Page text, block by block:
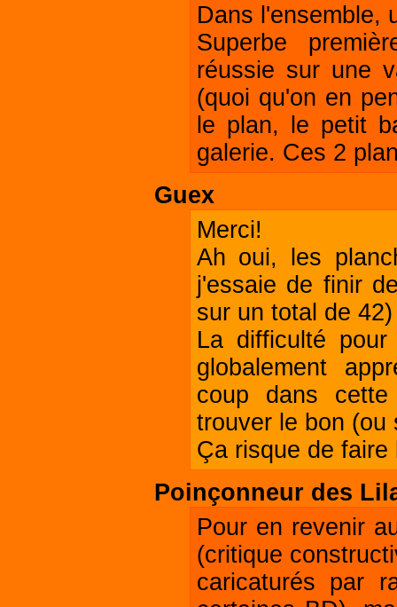
Dans l'ensemble,
Superbe
réussie sur une
(quoi qu'on en
le plan, le petit
galerie. Ces 2
Guex
Merci!
Ah oui, les
j'essaie de finir
sur un total de 42)
La difficulté
globalement
coup dans
trouver le bon (ou
Ça risque de
Poinçonneur des
Pour en revenir
(critique
caricaturés par